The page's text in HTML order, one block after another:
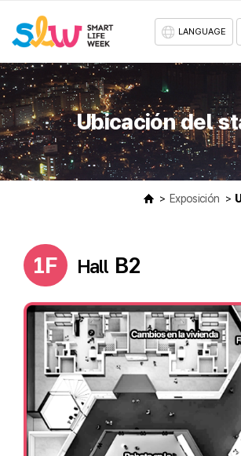
LANGUAGE
Ubicación del
Exposición
1F Hall B2